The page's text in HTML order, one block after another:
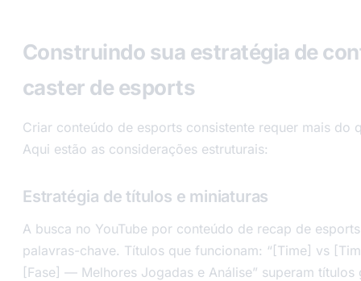
Construindo sua estratégia de
caster de esports
Criar conteúdo de esports consistente requer mais do
Aqui estão as considerações estruturais:
Estratégia de títulos e miniaturas
A busca no YouTube por conteúdo de recap de
palavras-chave. Títulos que funcionam: “[Time] vs
[Fase] — Melhores Jogadas e Análise” superam títulos